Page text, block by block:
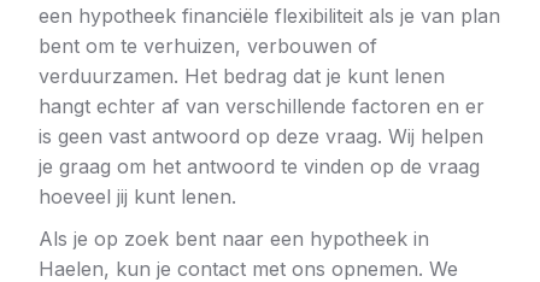
een hypotheek financiële flexibiliteit als je van plan
bent om te verhuizen, verbouwen of
verduurzamen. Het bedrag dat je kunt lenen
hangt echter af van verschillende factoren en er
is geen vast antwoord op deze vraag. Wij helpen
je graag om het antwoord te vinden op de vraag
hoeveel jij kunt lenen.
Als je op zoek bent naar een hypotheek in
Haelen, kun je contact met ons opnemen. We